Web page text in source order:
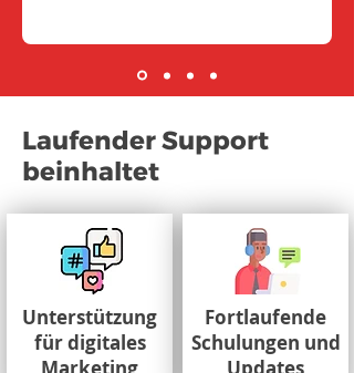
Laufender Support
beinhaltet
Unterstützung
für digitales
Fortlaufende
Schulungen und